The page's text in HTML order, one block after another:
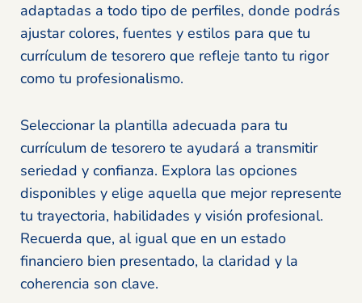
adaptadas a todo tipo de perfiles, donde podrás
ajustar colores, fuentes y estilos para que tu
currículum de tesorero que refleje tanto tu rigor
como tu profesionalismo.
Seleccionar la plantilla adecuada para tu
currículum de tesorero te ayudará a transmitir
seriedad y confianza. Explora las opciones
disponibles y elige aquella que mejor represente
tu trayectoria, habilidades y visión profesional.
Recuerda que, al igual que en un estado
financiero bien presentado, la claridad y la
coherencia son clave.